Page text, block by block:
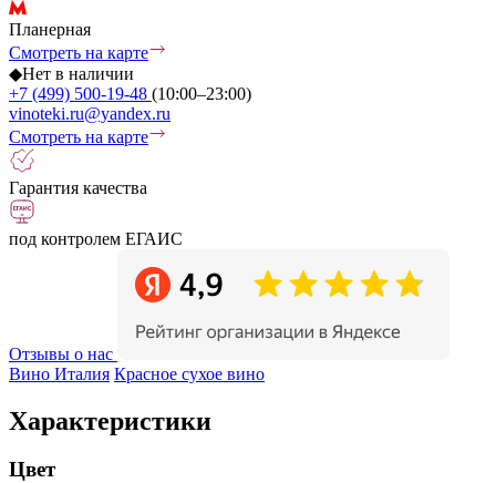
Планерная
Смотреть на карте
◆Нет в наличии
+7 (499) 500-19-48 (10:00–23:00)
vinoteki.ru@yandex.ru
Смотреть на карте
Гарантия качества
под контролем ЕГАИС
Отзывы о нас
Вино Италия Красное сухое вино
Характеристики
Цвет